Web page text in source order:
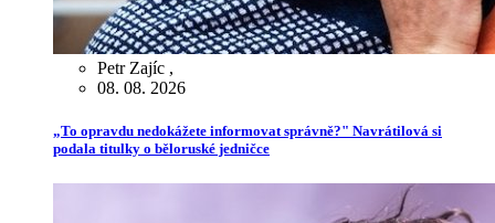
Petr Zajíc ,
08. 08. 2026
„To opravdu nedokážete informovat správně?" Navrátilová si
podala titulky o běloruské jedničce